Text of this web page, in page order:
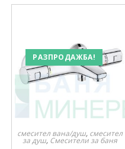
РАЗПРОДАЖБА!
смесител вана/душ, смесител
за душ, Смесители за баня